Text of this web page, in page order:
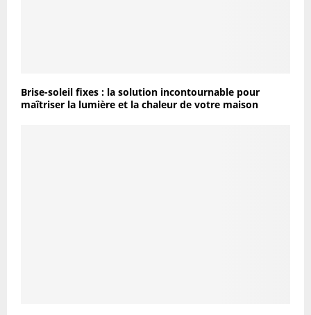
Brise-soleil fixes : la solution incontournable pour
maîtriser la lumière et la chaleur de votre maison